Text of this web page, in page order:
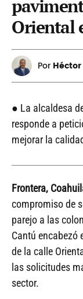
Oriental
Por
● La alcaldesa
responde a
mejorar la
Frontera,
compromiso de
parejo a las
Cantú encabezó
de la calle
las solicitudes
sector.